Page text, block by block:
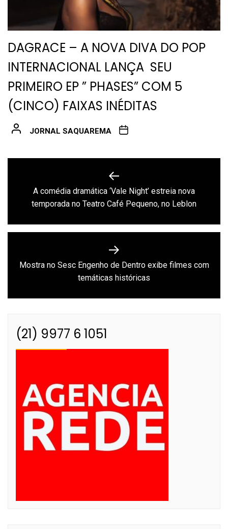
DAGRACE – A NOVA DIVA DO POP
INTERNACIONAL LANÇA SEU
PRIMEIRO EP ” PHASES” COM 5
(CINCO) FAIXAS INÉDITAS
JORNAL SAQUAREMA
Post
Previous
post:
A comédia dramática ‘Vale Night’ estreia nova
temporada no Teatro Café Pequeno, no Leblon
Next
post:
Mostra no Sesc Engenho de Dentro exibe filmes com
temáticas históricas
(21) 9977 6 1051